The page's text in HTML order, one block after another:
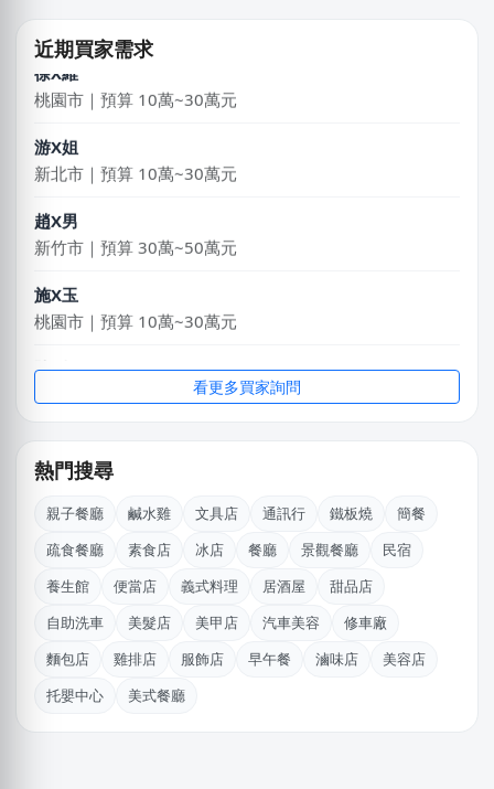
近期買家需求
徐X維
桃園市｜預算 10萬~30萬元
游X姐
新北市｜預算 10萬~30萬元
趙X男
新竹市｜預算 30萬~50萬元
施X玉
桃園市｜預算 10萬~30萬元
台南市｜預算 10萬元以下
桃園市｜預算 10萬~30萬元
阿X
周X華
徐X維
看更多買家詢問
熱門搜尋
親子餐廳 鹹水雞 文具店 通訊行 鐵板燒
簡餐
疏食餐廳
素食店 冰店 餐廳 景觀餐廳
民宿
養生館
便當店 義式料理 居酒屋
甜品店
自助洗車
美髮店 美甲店 汽車美容
修車廠
麵包店
雞排店 服飾店 早午餐 滷味店
美容店
托嬰中心
美式餐廳